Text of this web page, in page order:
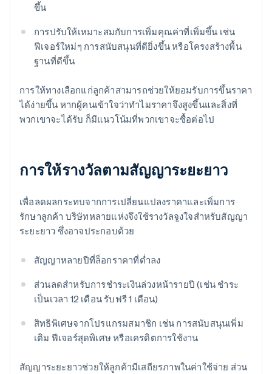
ขึ้น
การปรับให้เหมาะสมกับการเพิ่มคุณค่าที่เพิ่มขึ้น เช่น
ฟีเจอร์ใหม่ๆ การสนับสนุนที่ดียิ่งขึ้น หรือโครงสร้างพื้น
ฐานที่ดีขึ้น
การให้ทางเลือกแก่ลูกค้าสามารถช่วยให้ยอมรับการขึ้นราคา
ได้ง่ายขึ้น หากผู้คนเข้าใจว่าทำไมราคาจึงสูงขึ้นและสิ่งที่
พวกเขาจะได้รับ ก็มีแนวโน้มที่พวกเขาจะซื้อต่อไป
การให้รางวัลตามสัญญาระยะยาว
เพื่อลดผลกระทบจากการเปลี่ยนแปลงราคาและเพิ่มการ
รักษาลูกค้า บริษัทหลายแห่งจึงใช้รางวัลจูงใจสำหรับสัญญา
ระยะยาว ซึ่งอาจประกอบด้วย
สัญญาหลายปีที่ล็อกราคาที่ต่ำลง
ส่วนลดสําหรับการชําระเงินล่วงหน้ารายปี (เช่น ชําระ
เป็นเวลา 12 เดือน รับฟรี 1 เดือน)
สิทธิพิเศษจากโปรแกรมสมาชิก เช่น การสนับสนุนเพิ่ม
เติม ฟีเจอร์สุดพิเศษ หรือเครดิตการใช้งาน
สัญญาระยะยาวช่วยให้ลูกค้ามีเสถียรภาพในค่าใช้จ่าย ส่วน